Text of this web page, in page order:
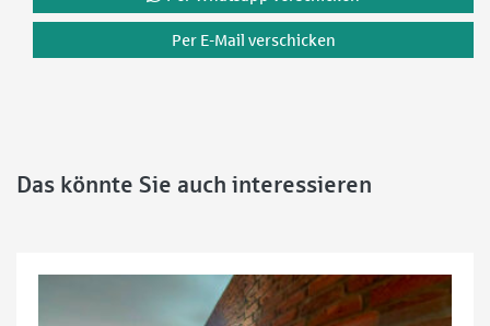
Per E-Mail verschicken
Das könnte Sie auch interessieren